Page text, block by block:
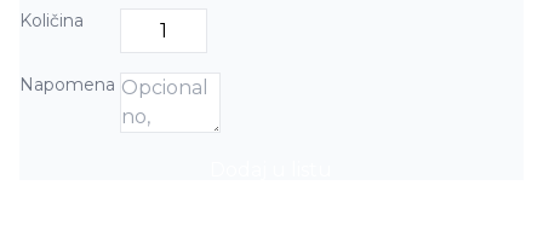
Količina
Napomena